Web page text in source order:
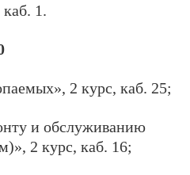
1.
2 курс, каб. 25;
и обслуживанию
2 курс, каб. 16;